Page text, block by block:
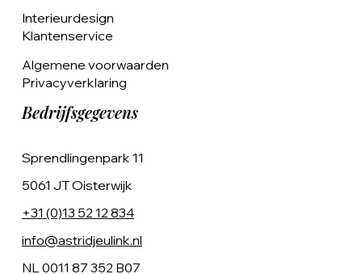
Interieurdesign
Klantenservice
Algemene voorwaarden
Privacyverklaring
Bedrijfsgegevens
Sprendlingenpark 11
5061 JT Oisterwijk
+31 (0)13 52 12 834
info@astridjeulink.nl
NL 0011 87 352 B07